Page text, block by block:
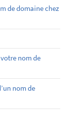
de domaine chez
nom de
nom de